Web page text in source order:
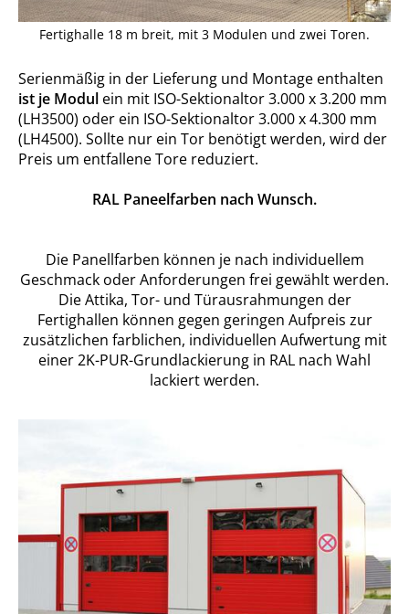
Fertighalle 18 m breit, mit 3 Modulen und zwei Toren.
Serienmäßig in der Lieferung und Montage enthalten
ist je Modul ein mit ISO-Sektionaltor 3.000 x 3.200 mm
(LH3500) oder ein ISO-Sektionaltor 3.000 x 4.300 mm
(LH4500). Sollte nur ein Tor benötigt werden, wird der
Preis um entfallene Tore reduziert.
RAL Paneelfarben nach Wunsch.
Die Panellfarben können je nach individuellem
Geschmack oder Anforderungen frei gewählt werden.
Die Attika, Tor- und Türausrahmungen der
Fertighallen können gegen geringen Aufpreis zur
zusätzlichen farblichen, individuellen Aufwertung mit
einer 2K-PUR-Grundlackierung in RAL nach Wahl
lackiert werden.